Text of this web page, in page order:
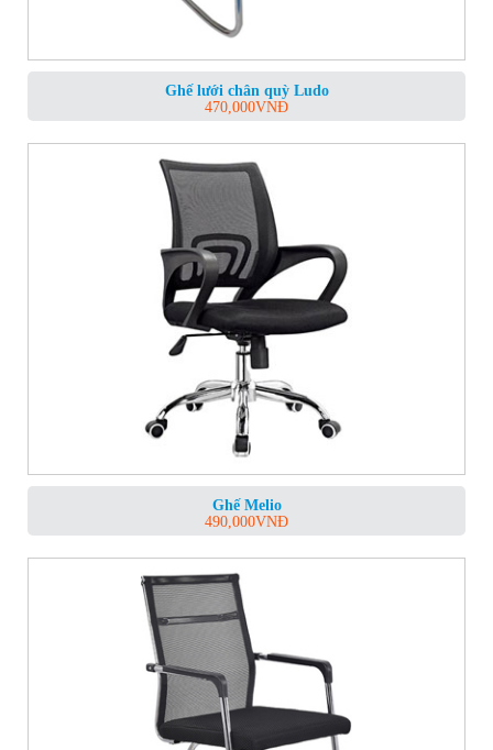
Ghế lưới chân quỳ Ludo
470,000VNĐ
Ghế Melio
490,000VNĐ